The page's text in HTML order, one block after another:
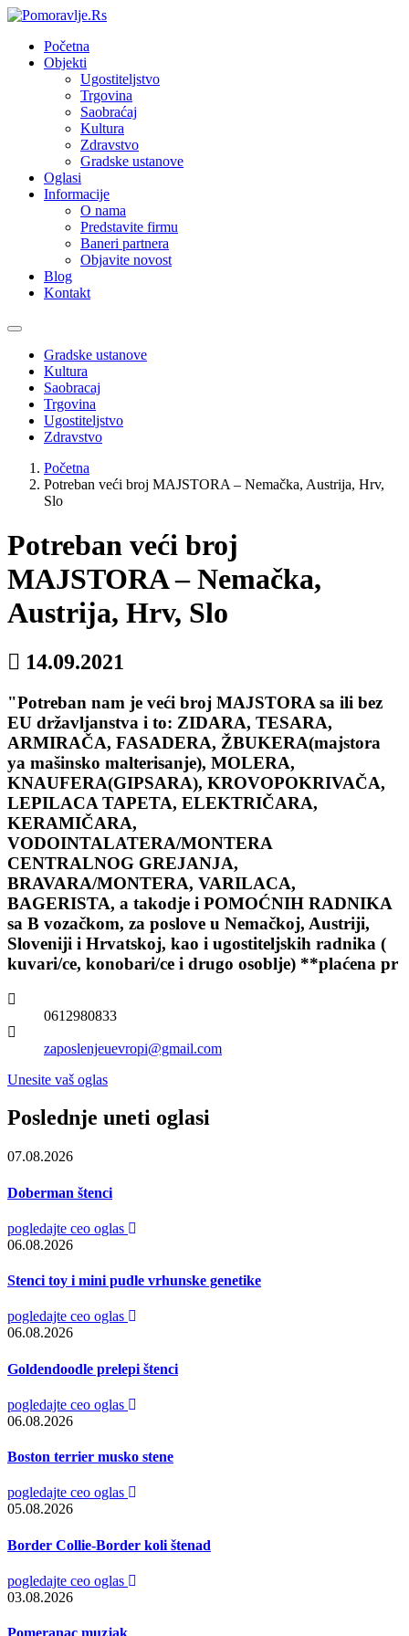
Početna
Objekti
Ugostiteljstvo
Trgovina
Saobraćaj
Kultura
Zdravstvo
Gradske ustanove
Oglasi
Informacije
O nama
Predstavite firmu
Baneri partnera
Objavite novost
Blog
Kontakt
Toggle
navigationGradske ustanove
Kultura
Saobracaj
Trgovina
Ugostiteljstvo
Zdravstvo
Početna
Potreban veći broj MAJSTORA – Nemačka, Austrija, Hrv,
Slo
Potreban veći broj
MAJSTORA – Nemačka,
Austrija, Hrv, Slo
14.09.2021
"Potreban nam je veći broj MAJSTORA sa ili bez
EU državljanstva i to: ZIDARA, TESARA,
ARMIRAČA, FASADERA, ŽBUKERA(majstora
ya mašinsko malterisanje), MOLERA,
KNAUFERA(GIPSARA), KROVOPOKRIVAČA,
LEPILACA TAPETA, ELEKTRIČARA,
KERAMIČARA,
VODOINTALATERA/MONTERA
CENTRALNOG GREJANJA,
BRAVARA/MONTERA, VARILACA,
BAGERISTA, a takodje i POMOĆNIH RADNIKA
sa B vozačkom, za poslove u Nemačkoj, Austriji,
Sloveniji i Hrvatskoj, kao i ugostiteljskih radnika (
kuvari/ce, konobari/ce i drugo osoblje) **plaćena pr
0612980833
zaposlenjeuevropi@gmail.com
Unesite vaš oglas
Poslednje uneti oglasi
07.08.2026
Doberman štenci
pogledajte ceo oglas
06.08.2026
Stenci toy i mini pudle vrhunske genetike
pogledajte ceo oglas
06.08.2026
Goldendoodle prelepi štenci
pogledajte ceo oglas
06.08.2026
Boston terrier musko stene
pogledajte ceo oglas
05.08.2026
Border Collie-Border koli štenad
pogledajte ceo oglas
03.08.2026